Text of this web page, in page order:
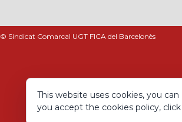
© Sindicat Comarcal UGT FICA del Barcelonès
This website uses cookies, you
you accept the cookies policy,